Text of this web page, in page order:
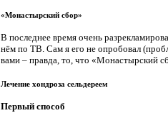
«Монастырский сбор»
В последнее время очень
нём по ТВ. Сам я его не опробовал
вами – правда, то, что «Монастырский
Лечение хондроза сельдереем
Первый способ